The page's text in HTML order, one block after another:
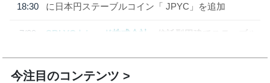
18:30
に日本円ステーブルコイン「 JPYC」を追加
7/29
SBI VCトレード株式会社
信託型円建てステーブル
今注目のコンテンツ